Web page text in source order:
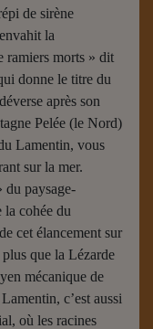
de sirène
la
ramiers morts » dit
donne le titre du
après son
Pelée (le Nord)
Lamentin, vous
sur la mer.
du paysage-
la cohée du
cet élancement sur
que la Lézarde
mécanique de
c’est aussi
où les racines